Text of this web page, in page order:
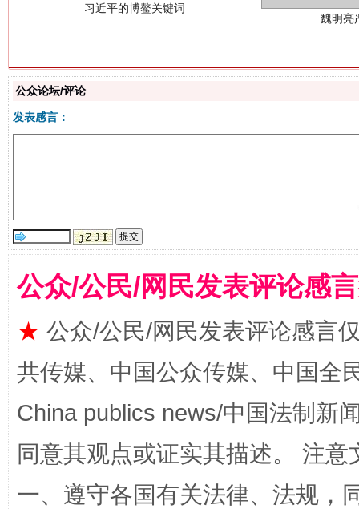
“刷贴”乱象丛生
揭批美国五大"原罪" "炒
公众论坛/评论
发表感言：
公众/公民/网民发表评论感
★ 公众/公民/网民发表评论感言
共传媒、中国公众传媒、中国全
China publics news/中国法制新
同意其观点或证实其描述。 注
一、遵守各国有关法律、法规，